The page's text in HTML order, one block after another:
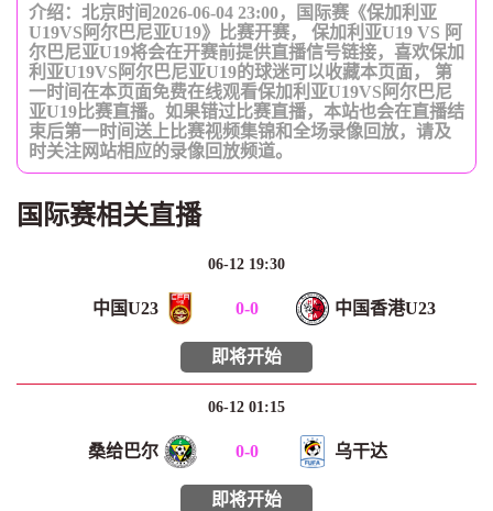
介绍：北京时间2026-06-04 23:00，国际赛《保加利亚
U19VS阿尔巴尼亚U19》比赛开赛， 保加利亚U19 VS 阿
尔巴尼亚U19将会在开赛前提供直播信号链接，喜欢保加
利亚U19VS阿尔巴尼亚U19的球迷可以收藏本页面， 第
一时间在本页面免费在线观看保加利亚U19VS阿尔巴尼
亚U19比赛直播。如果错过比赛直播，本站也会在直播结
束后第一时间送上比赛视频集锦和全场录像回放，请及
时关注网站相应的录像回放频道。
国际赛相关直播
06-12 19:30
中国U23 0-0 中国香港U23
即将开始
06-12 01:15
桑给巴尔 0-0 乌干达
即将开始